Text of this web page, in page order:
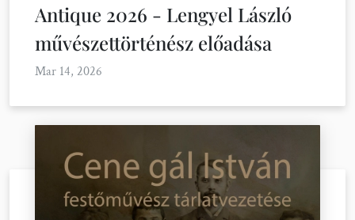
Antique 2026 - Lengyel László
művészettörténész előadása
Mar 14, 2026